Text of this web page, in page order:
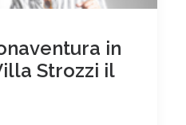
in
Strozzi il